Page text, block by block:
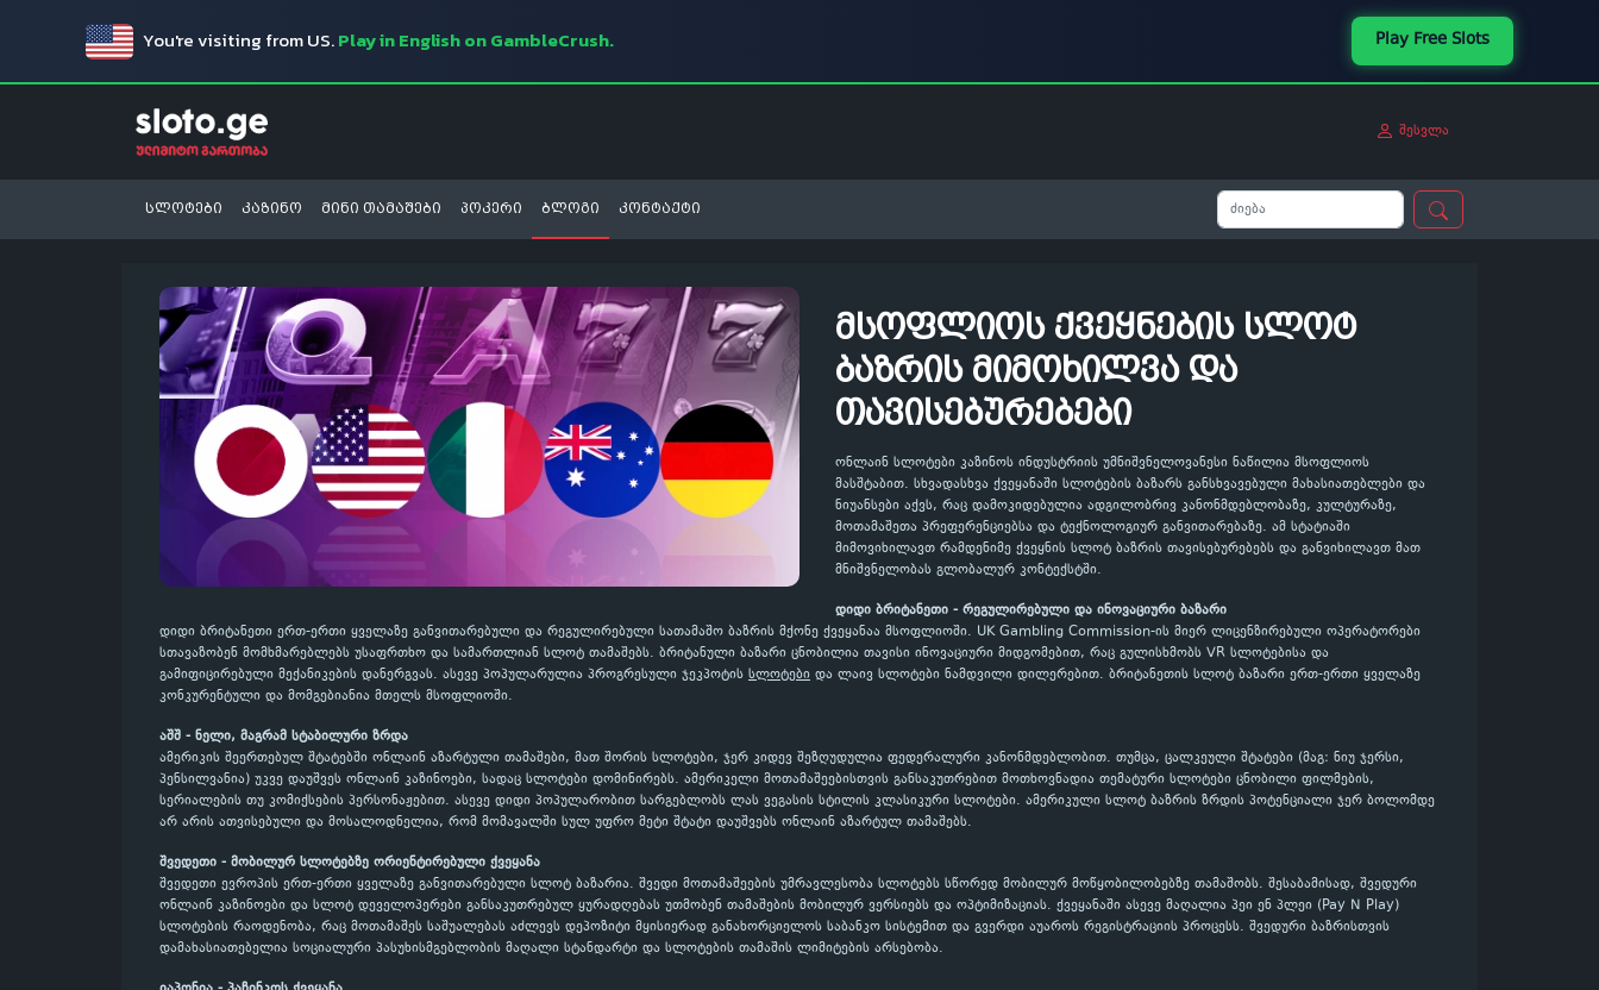
You're visiting from US.Play in English on GambleCrush. Play Free Slots
შესვლა
სლოტები კაზინო მინი თამაშები პოკერი ბლოგი კონტაქტი
მსოფლიოს ქვეყნების სლოტ
ბაზრის მიმოხილვა და
თავისებურებები
ონლაინ სლოტები კაზინოს ინდუსტრიის უმნიშვნელოვანესი ნაწილია მსოფლიოს
მასშტაბით. სხვადასხვა ქვეყანაში სლოტების ბაზარს განსხვავებული მახასიათებლები და
ნიუანსები აქვს, რაც დამოკიდებულია ადგილობრივ კანონმდებლობაზე, კულტურაზე,
მოთამაშეთა პრეფერენციებსა და ტექნოლოგიურ განვითარებაზე. ამ სტატიაში
მიმოვიხილავთ რამდენიმე ქვეყნის სლოტ ბაზრის თავისებურებებს და განვიხილავთ მათ
მნიშვნელობას გლობალურ კონტექსტში.
დიდი ბრიტანეთი - რეგულირებული და ინოვაციური ბაზარი
დიდი ბრიტანეთი ერთ-ერთი ყველაზე განვითარებული და რეგულირებული სათამაშო ბაზრის მქონე ქვეყანაა მსოფლიოში. UK Gambling Commission-ის მიერ ლიცენზირებული ოპერატორები
სთავაზობენ მომხმარებლებს უსაფრთხო და სამართლიან სლოტ თამაშებს. ბრიტანული ბაზარი ცნობილია თავისი ინოვაციური მიდგომებით, რაც გულისხმობს VR სლოტებისა და
გამიფიცირებული მექანიკების დანერგვას. ასევე პოპულარულია პროგრესული ჯეკპოტის სლოტები და ლაივ სლოტები ნამდვილი დილერებით. ბრიტანეთის სლოტ ბაზარი ერთ-ერთი ყველაზე
კონკურენტული და მომგებიანია მთელს მსოფლიოში.
აშშ - ნელი, მაგრამ სტაბილური ზრდა
ამერიკის შეერთებულ შტატებში ონლაინ აზარტული თამაშები, მათ შორის სლოტები, ჯერ კიდევ შეზღუდულია ფედერალური კანონმდებლობით. თუმცა, ცალკეული შტატები (მაგ: ნიუ ჯერსი,
პენსილვანია) უკვე დაუშვეს ონლაინ კაზინოები, სადაც სლოტები დომინირებს. ამერიკელი მოთამაშეებისთვის განსაკუთრებით მოთხოვნადია თემატური სლოტები ცნობილი ფილმების,
სერიალების თუ კომიქსების პერსონაჟებით. ასევე დიდი პოპულარობით სარგებლობს ლას ვეგასის სტილის კლასიკური სლოტები. ამერიკული სლოტ ბაზრის ზრდის პოტენციალი ჯერ ბოლომდე
არ არის ათვისებული და მოსალოდნელია, რომ მომავალში სულ უფრო მეტი შტატი დაუშვებს ონლაინ აზარტულ თამაშებს.
შვედეთი - მობილურ სლოტებზე ორიენტირებული ქვეყანა
შვედეთი ევროპის ერთ-ერთი ყველაზე განვითარებული სლოტ ბაზარია. შვედი მოთამაშეების უმრავლესობა სლოტებს სწორედ მობილურ მოწყობილობებზე თამაშობს. შესაბამისად, შვედური
ონლაინ კაზინოები და სლოტ დეველოპერები განსაკუთრებულ ყურადღებას უთმობენ თამაშების მობილურ ვერსიებს და ოპტიმიზაციას. ქვეყანაში ასევე მაღალია პეი ენ პლეი (Pay N Play)
სლოტების რაოდენობა, რაც მოთამაშეს საშუალებას აძლევს დეპოზიტი მყისიერად განახორციელოს საბანკო სისტემით და გვერდი აუაროს რეგისტრაციის პროცესს. შვედური ბაზრისთვის
დამახასიათებელია სოციალური პასუხისმგებლობის მაღალი სტანდარტი და სლოტების თამაშის ლიმიტების არსებობა.